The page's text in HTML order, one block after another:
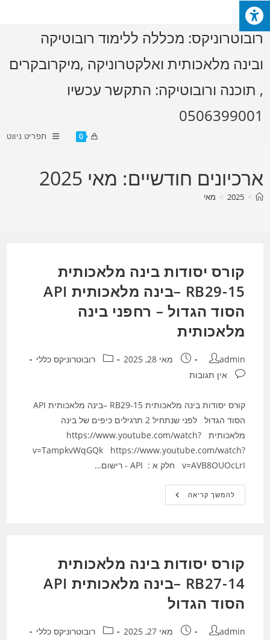
Skip
to
content
רובוטרוניקס: מכללה ללימוד רובוטיקה
ובינה מלאכותית ואלקטרוניקה ,מיקרובקרים
, תוכנה ורובוטיקה: התקשר עכשיו
0506399001
0 תפריט ניווט
ארכיונים חודשיים: מאי 2025
>
2025
> מאי
קורס יסודות בינה מלאכותית
RB29-15 –בינה מלאכותית API
הסוד הגדול – רחפני בינה
מלאכותית
מחבר:
admin פורסם:מאי 28, 2025 קטגוריה:רובוטרוניקס כללי
תגובות:אין תגובות
הסוד הגדול לפני שנתחיל 2 תרגילים כיפים של בינה
מלאכותית https://www.youtube.com/watch?
v=TampkvWqGQk https://www.youtube.com/watch?
v=AVB8OUOcLrI חלק א : API - רישום…
להמשך קריאהקורס
יסודות
מלאכותית
API
הסוד
הגדול
רחפני
בינה
קורס יסודות בינה מלאכותית
RB27-14 –בינה מלאכותית API
הסוד הגדול
מחבר:
admin פורסם:מאי 27, 2025 קטגוריה:רובוטרוניקס כללי